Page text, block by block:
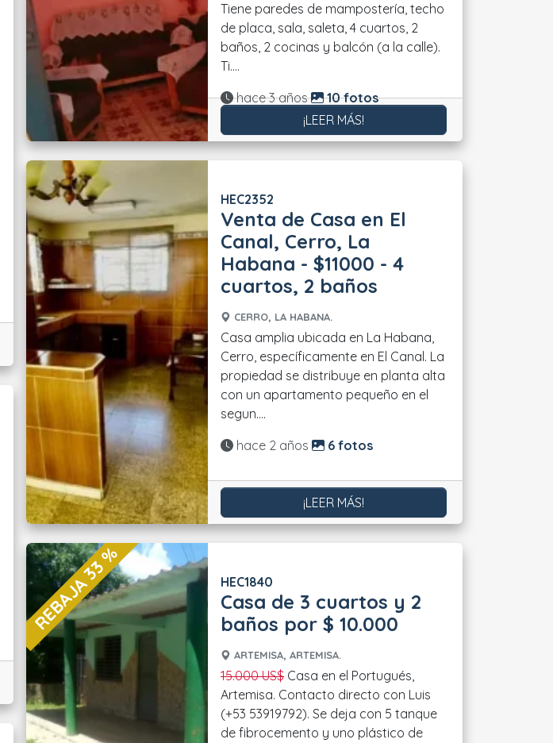
Tiene paredes de mampostería, techo
de placa, sala, saleta, 4 cuartos, 2
baños, 2 cocinas y balcón (a la calle).
Ti....
Actualizado:
hace 3 años
10 fotos
¡LEER MÁS!
HEC2352
Venta de Casa en El
Canal, Cerro, La
Habana - $11000 - 4
cuartos, 2 baños
CERRO, LA HABANA.
Casa amplia ubicada en La Habana,
Cerro, específicamente en El Canal. La
propiedad se distribuye en planta alta
con un apartamento pequeño en el
segun....
Actualizado:
hace 2 años 6 fotos
¡LEER MÁS!
REBAJA 33 % HEC1840
Casa de 3 cuartos y 2
baños por $ 10.000
ARTEMISA, ARTEMISA.
15.000 US$Casa en el Portugués,
Artemisa. Contacto directo con Luis
(+53 53919792). Se deja con 5 tanque
de fibrocemento y uno plástico de